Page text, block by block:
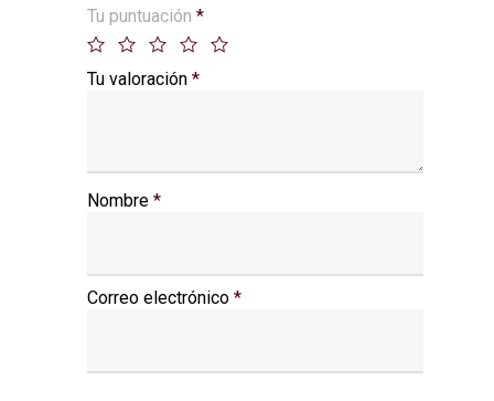
Tu puntuación *
Tu valoración *
Nombre *
Correo electrónico *